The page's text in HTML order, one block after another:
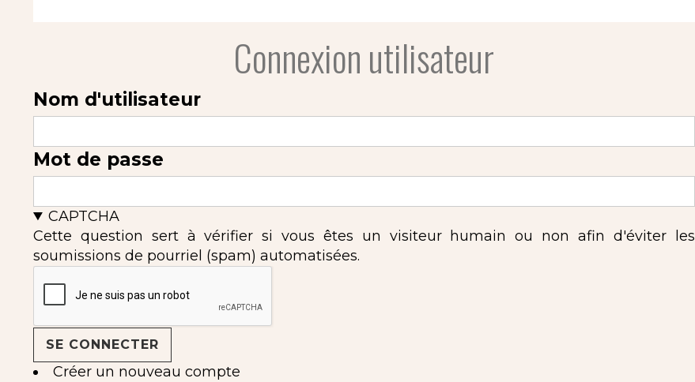
Connexion utilisateur
Nom d'utilisateur
Mot de passe
CAPTCHA
Cette question sert à vérifier si vous êtes un visiteur humain ou non afin d'éviter les
soumissions de pourriel (spam) automatisées.
Créer un nouveau compte